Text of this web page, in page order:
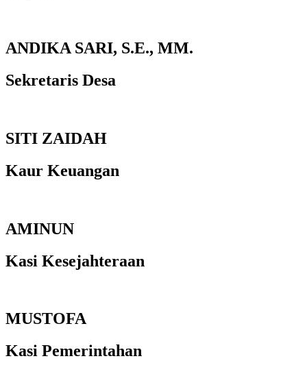
ANDIKA SARI, S.E., MM.
Sekretaris Desa
SITI ZAIDAH
Kaur Keuangan
AMINUN
Kasi Kesejahteraan
MUSTOFA
Kasi Pemerintahan